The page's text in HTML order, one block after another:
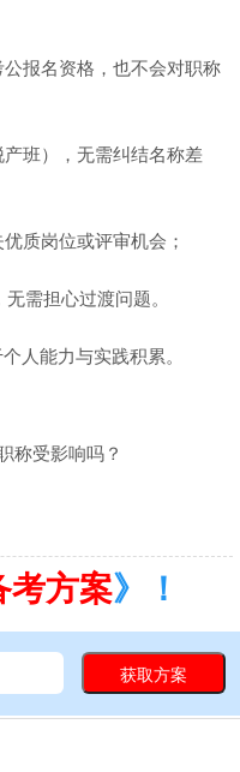
报名资格，也不会对职称
班），无需纠结名称差
质岗位或评审机会；
需担心过渡问题。
人能力与实践积累。
称受影响吗？
考方案》！